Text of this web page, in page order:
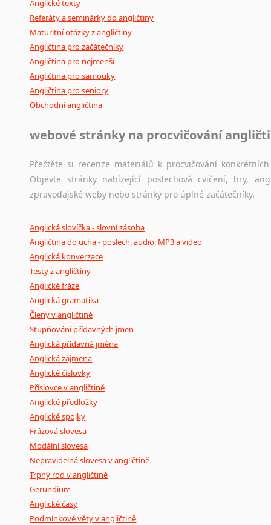
Anglické texty
Referáty a seminárky do angličtiny
Maturitní otázky z angličtiny
Angličtina pro začátečníky
Angličtina pro nejmenší
Angličtina pro samouky
Angličtina pro seniory
Obchodní angličtina
webové stránky na procvičování
Přečtěte si recenze materiálů k procvičování
Objevte stránky nabízející poslechová cvičení, hry,
zpravodajské weby nebo stránky pro úplné začátečníky.
Anglická slovíčka - slovní zásoba
Angličtina do ucha - poslech, audio, MP3 a video
Anglická konverzace
Testy z angličtiny
Anglické fráze
Anglická gramatika
Členy v angličtině
Stupňování přídavných jmen
Anglická přídavná jména
Anglická zájmena
Anglické číslovky
Příslovce v angličtině
Anglické předložky
Anglické spojky
Frázová slovesa
Modální slovesa
Nepravidelná slovesa v angličtině
Trpný rod v angličtině
Gerundium
Anglické časy
Podmínkové věty v angličtině